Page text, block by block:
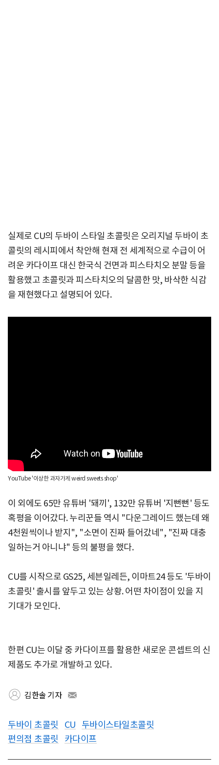
실제로 CU의 두바이 스타일 초콜릿은 오리지널 두바이 초
콜릿의 레시피에서 착안해 현재 전 세계적으로 수급이 어
려운 카다이프 대신 한국식 건면과 피스타치오 분말 등을
활용했고 초콜릿과 피스타치오의 달콤한 맛, 바삭한 식감
을 재현했다고 설명되어 있다.
YouTube '이상한 과자가게 weird sweets shop'
이 외에도 65만 유튜버 '돼끼', 132만 유튜버 '지뻔뻔' 등도
혹평을 이어갔다. 누리꾼들 역시 "다운그레이드 했는데 왜
4천원씩이나 받지", "소면이 진짜 들어갔네", "진짜 대충
일하는거 아니냐" 등의 불평을 했다.
CU를 시작으로 GS25, 세븐일레든, 이마트24 등도 '두바이
초콜릿' 출시를 앞두고 있는 상황. 어떤 차이점이 있을 지
기대가 모인다.
한편 CU는 이달 중 카다이프를 활용한 새로운 콘셉트의 신
제품도 추가로 개발하고 있다.
김한솔 기자
두바이 초콜릿 CU 두바이스타일초콜릿
편의점 초콜릿 카다이프